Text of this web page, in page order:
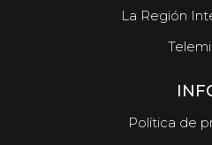
La Región
Política de